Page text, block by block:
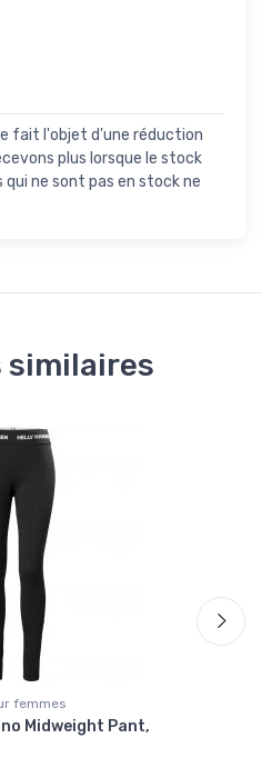
fait l'objet d'une réduction
plus lorsque le stock
ne sont pas en stock ne
similaires
femmes
Midweight Pant,